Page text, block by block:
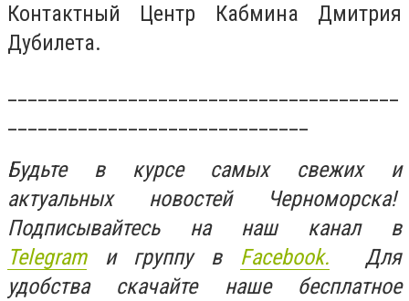
Контактный Центр Кабмина Дмитрия
Дубилета.
Будьте в курсе самых свежих и
актуальных новостей Черноморска!
Подписывайтесь на наш канал в
Telegramи группу в Facebook. Для
удобства скачайте наше бесплатное